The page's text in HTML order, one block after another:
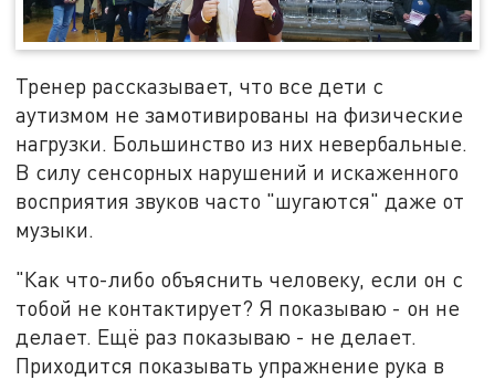
Тренер рассказывает, что все дети с
аутизмом не замотивированы на физические
нагрузки. Большинство из них невербальные.
В силу сенсорных нарушений и искаженного
восприятия звуков часто "шугаются" даже от
музыки.
"Как что-либо объяснить человеку, если он с
тобой не контактирует? Я показываю - он не
делает. Ещё раз показываю - не делает.
Приходится показывать упражнение рука в